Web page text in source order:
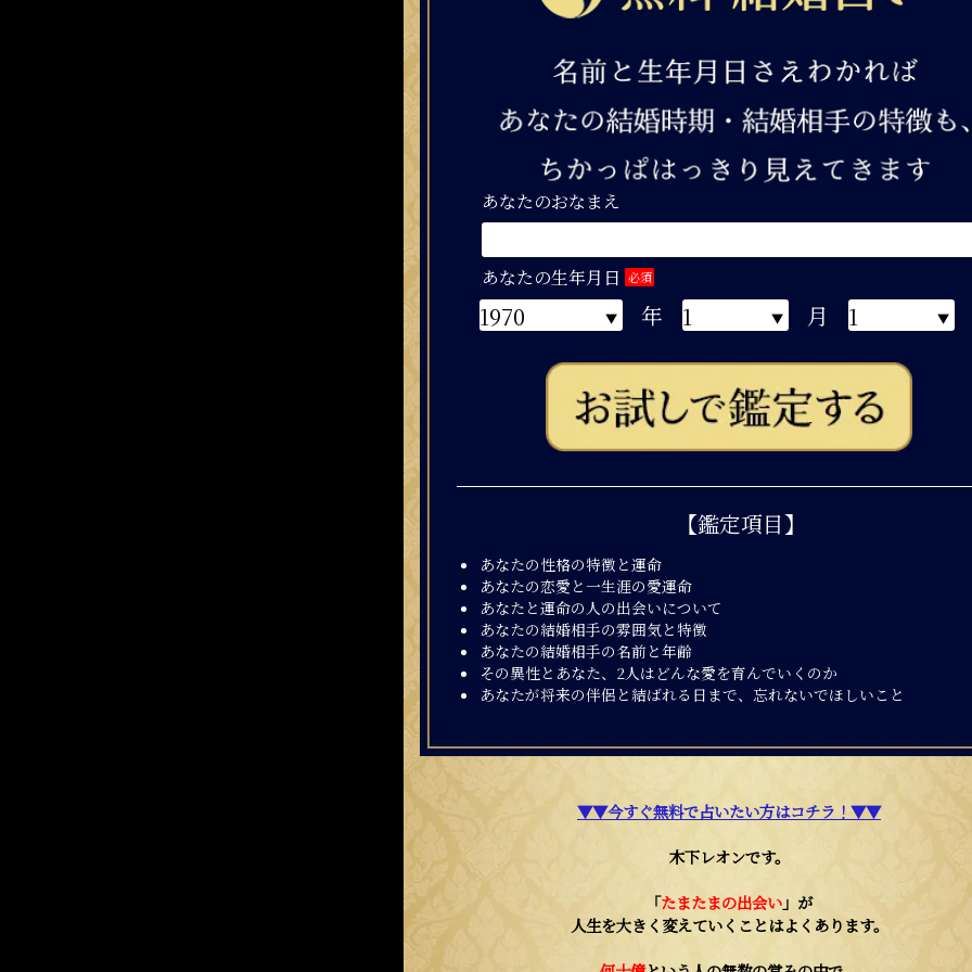
あなたのおなまえ
あなたの生年月日 必須
年 月
【鑑定項目】
あなたの性格の特徴と運命
あなたの恋愛と一生涯の愛運命
あなたと運命の人の出会いについて
あなたの結婚相手の雰囲気と特徴
あなたの結婚相手の名前と年齢
その異性とあなた、2人はどんな愛を育んでいくのか
あなたが将来の伴侶と結ばれる日まで、忘れないでほしいこと
▼▼今すぐ無料で占いたい方はコチラ！▼▼
木下レオンです。
「たまたまの出会い」が
人生を大きく変えていくことはよくあります。